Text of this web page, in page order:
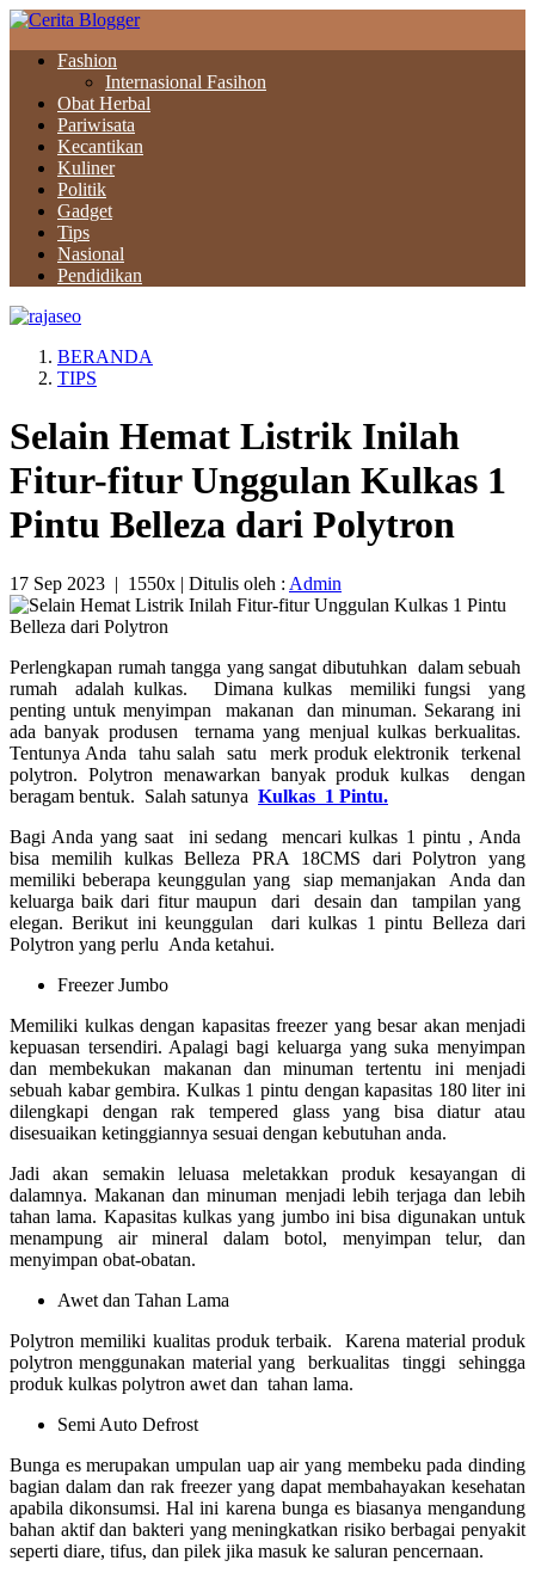
Fashion
Internasional Fasihon
Obat Herbal
Pariwisata
Kecantikan
Kuliner
Politik
Gadget
Tips
Nasional
Pendidikan
BERANDA
TIPS
Selain Hemat Listrik Inilah
Fitur-fitur Unggulan Kulkas 1
Pintu Belleza dari Polytron
17 Sep 2023 | 1550x | Ditulis oleh : Admin
Perlengkapan rumah tangga yang sangat dibutuhkan dalam sebuah
rumah adalah kulkas. Dimana kulkas memiliki fungsi yang
penting untuk menyimpan makanan dan minuman. Sekarang ini
ada banyak produsen ternama yang menjual kulkas berkualitas.
Tentunya Anda tahu salah satu merk produk elektronik terkenal
polytron. Polytron menawarkan banyak produk kulkas dengan
beragam bentuk. Salah satunya Kulkas 1 Pintu.
Bagi Anda yang saat ini sedang mencari kulkas 1 pintu , Anda
bisa memilih kulkas Belleza PRA 18CMS dari Polytron yang
memiliki beberapa keunggulan yang siap memanjakan Anda dan
keluarga baik dari fitur maupun dari desain dan tampilan yang
elegan. Berikut ini keunggulan dari kulkas 1 pintu Belleza dari
Polytron yang perlu Anda ketahui.
Freezer Jumbo
Memiliki kulkas dengan kapasitas freezer yang besar akan menjadi
kepuasan tersendiri. Apalagi bagi keluarga yang suka menyimpan
dan membekukan makanan dan minuman tertentu ini menjadi
sebuah kabar gembira. Kulkas 1 pintu dengan kapasitas 180 liter ini
dilengkapi dengan rak tempered glass yang bisa diatur atau
disesuaikan ketinggiannya sesuai dengan kebutuhan anda.
Jadi akan semakin leluasa meletakkan produk kesayangan di
dalamnya. Makanan dan minuman menjadi lebih terjaga dan lebih
tahan lama. Kapasitas kulkas yang jumbo ini bisa digunakan untuk
menampung air mineral dalam botol, menyimpan telur, dan
menyimpan obat-obatan.
Awet dan Tahan Lama
Polytron memiliki kualitas produk terbaik. Karena material produk
polytron menggunakan material yang berkualitas tinggi sehingga
produk kulkas polytron awet dan tahan lama.
Semi Auto Defrost
Bunga es merupakan umpulan uap air yang membeku pada dinding
bagian dalam dan rak freezer yang dapat membahayakan kesehatan
apabila dikonsumsi. Hal ini karena bunga es biasanya mengandung
bahan aktif dan bakteri yang meningkatkan risiko berbagai penyakit
seperti diare, tifus, dan pilek jika masuk ke saluran pencernaan.